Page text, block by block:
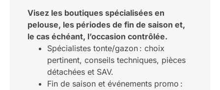
Visez les boutiques spécialisées en
pelouse, les périodes de fin de saison et,
le cas échéant, l’occasion contrôlée.
Spécialistes tonte/gazon : choix
pertinent, conseils techniques, pièces
détachées et SAV.
Fin de saison et événements promo :